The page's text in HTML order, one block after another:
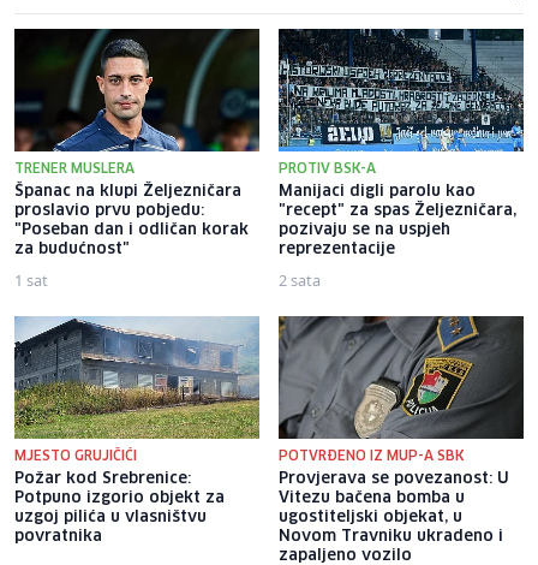
TRENER MUSLERA
Španac na klupi Željezničara
proslavio prvu pobjedu:
"Poseban dan i odličan korak
za budućnost"
1 sat
PROTIV BSK-A
Manijaci digli parolu kao
"recept" za spas Željezničara,
pozivaju se na uspjeh
reprezentacije
2 sata
MJESTO GRUJIČIĆI
Požar kod Srebrenice:
Potpuno izgorio objekt za
uzgoj pilića u vlasništvu
povratnika
POTVRĐENO IZ MUP-A SBK
Provjerava se povezanost: U
Vitezu bačena bomba u
ugostiteljski objekat, u
Novom Travniku ukradeno i
zapaljeno vozilo